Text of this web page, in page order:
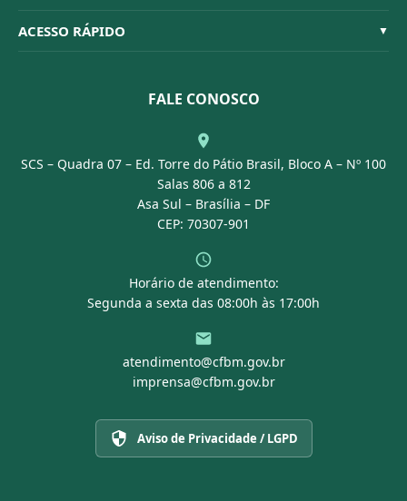
Organograma
Conselheiros
Código de Ética
Dúvidas Frequentes
Resoluções
ACESSO RÁPIDO ▼
Portal Transparência
FALE CONOSCO
SCS – Quadra 07 – Ed. Torre do Pátio Brasil, Bloco A – Nº 100
Salas 806 a 812
Asa Sul – Brasília – DF
CEP: 70307-901
Horário de atendimento:
Segunda a sexta das 08:00h às 17:00h
atendimento@cfbm.gov.br
imprensa@cfbm.gov.br
Aviso de Privacidade / LGPD